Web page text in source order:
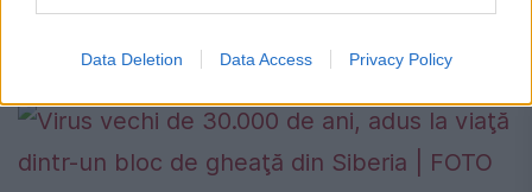
Data Deletion Data Access Privacy Policy
moartea. Eddie Gray a...